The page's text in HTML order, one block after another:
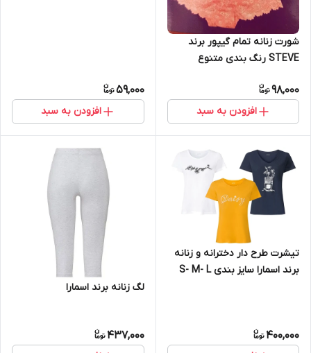
شورت زنانه تمام گیپور برند
STEVE رنگ بندی متنوع
98,000
افزودن به سبد
59,000
افزودن به سبد
تیشرت طرح دار دخترانه و زنانه
برند اسمارا سایز بندی S- M- L
400,000
لگ زنانه برند اسمارا
437,000